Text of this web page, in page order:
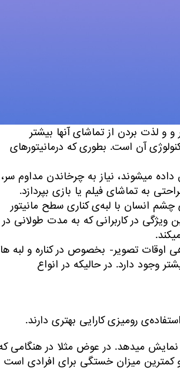
و لذت بردن از تماشای آنها بیشتر
آن است. بطوری که درمانیتورهای
میشوند، نیاز به چرخاندن مداوم سر،
به تماشای فیلم یا بازی بپردازد.
انسان با لبه‌ی کناری سطح مانیتور
در کاربرانی که به مدت طولانی در
اوقات تصویر- بخصوص در کناره و لبه
وجود دارد. در حالیکه در انواع
رومیزی کارایی بهتری دارند.
نمایش میدهد. در عوض مثلا در هنگامی
کمترین میزان خستگی برای افرادی است